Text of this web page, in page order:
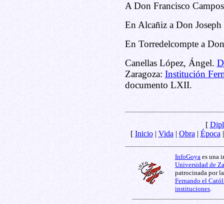
A Don Francisco
En Alcañiz a Don
En Torredelcompte a
Canellas López, Ángel.
Zaragoza: Institución
documento LXII.
[
[ Inicio| Vida | Obra | Época
InfoGoya es una
Universidad de
patrocinada por
Fernando el
instituciones